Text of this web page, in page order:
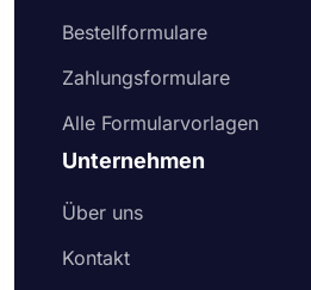
Bestellformulare
Zahlungsformulare
Alle Formularvorlagen
Unternehmen
Über uns
Kontakt